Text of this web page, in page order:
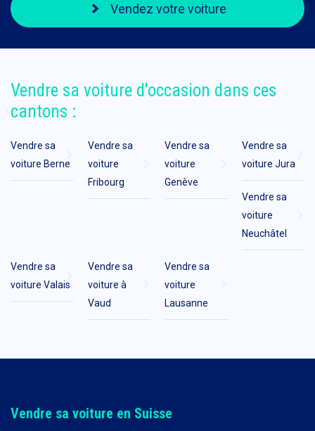
Vendez votre voiture
Vendre sa voiture d'occasion dans ces
cantons :
Vendre sa
voiture Berne
Vendre sa
voiture
Fribourg
Vendre sa
voiture
Genève
Vendre sa
voiture Jura
Vendre sa
voiture
Neuchâtel
Vendre sa
voiture Valais
Vendre sa
voiture à
Vaud
Vendre sa
voiture
Lausanne
Vendre sa voiture en Suisse